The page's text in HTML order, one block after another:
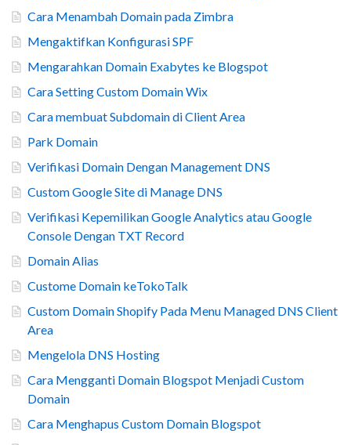
Cara Menambah Domain pada Zimbra
Mengaktifkan Konfigurasi SPF
Mengarahkan Domain Exabytes ke Blogspot
Cara Setting Custom Domain Wix
Cara membuat Subdomain di Client Area
Park Domain
Verifikasi Domain Dengan Management DNS
Custom Google Site di Manage DNS
Verifikasi Kepemilikan Google Analytics atau Google
Console Dengan TXT Record
Domain Alias
Custome Domain keTokoTalk
Custom Domain Shopify Pada Menu Managed DNS Client
Area
Mengelola DNS Hosting
Cara Mengganti Domain Blogspot Menjadi Custom
Domain
Cara Menghapus Custom Domain Blogspot